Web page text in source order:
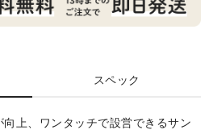
スペック
上、ワンタッチで設営できるサン